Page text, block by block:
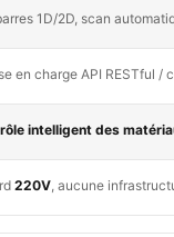
1D/2D, scan
en charge API RESTful /
intelligent des
220V, aucune